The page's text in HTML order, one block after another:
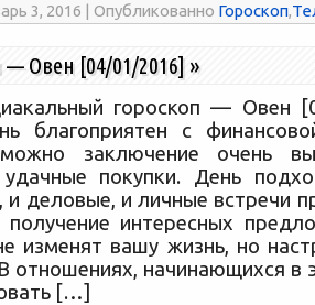
3, 2016 | Опубликованно Гороскоп,
— Овен [04/01/2016] »
гороскоп — Овен
благоприятен с
заключение очень
удачные покупки. День
и деловые, и личные встречи
интересных
изменят вашу жизнь, но
отношениях, начинающихся в
[…]